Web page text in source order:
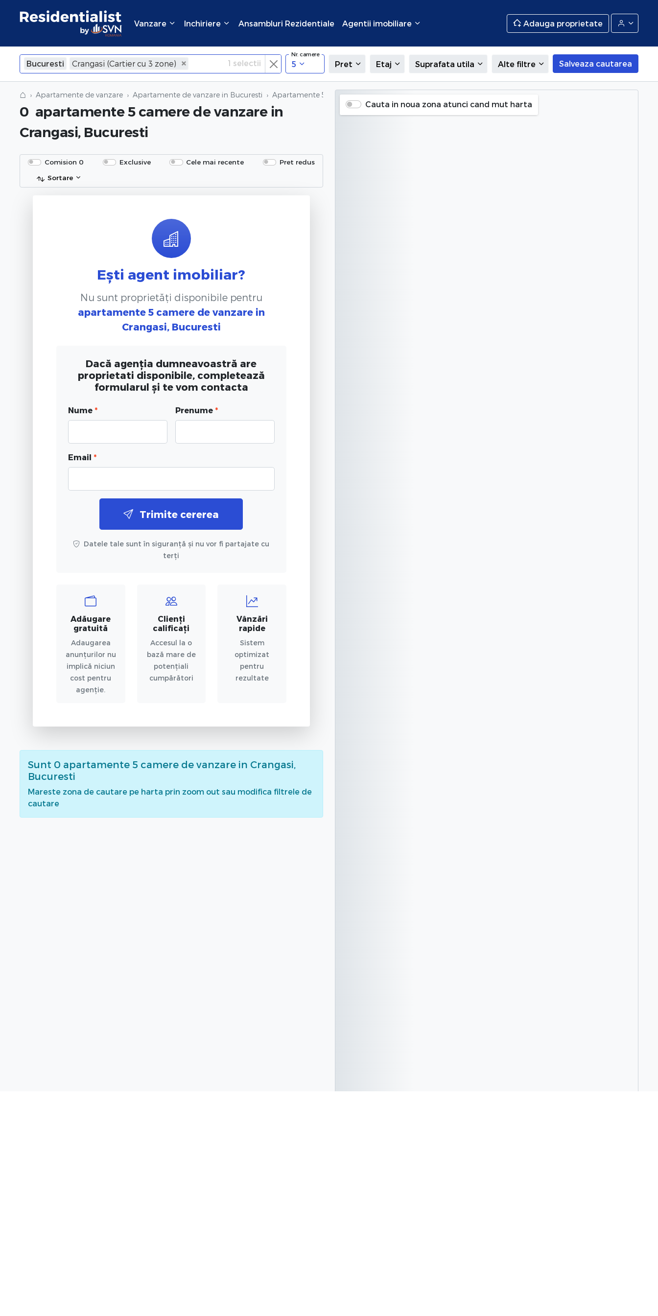
Vanzare Inchiriere Ansambluri Rezidentiale Agentii imobiliare Adauga proprietate
Bucuresti Crangasi (Cartier cu 3 zone)
×Inchide
1 selectii
Nr. camere
5 Pret Etaj Suprafata utila Alte filtre Salveaza cautarea
⌂ Apartamente de vanzare Apartamente de vanzare in Bucuresti Apartamente 5 camere de vanzare
0 apartamente 5 camere de vanzare in
Crangasi, Bucuresti
Comision 0 Exclusive Cele mai recente
Pret redus
Sortare
Ești agent imobiliar?
Nu sunt proprietăți disponibile pentru
apartamente 5 camere de vanzare in
Crangasi, Bucuresti
Dacă agenția dumneavoastră are
proprietati disponibile, completează
formularul și te vom contacta
Nume * Prenume *
Email *
Trimite cererea
Datele tale sunt în siguranță și nu vor fi partajate cu
terți
Adăugare
gratuită
Adaugarea
anunțurilor nu
implică niciun
cost pentru
agenție.
Clienți
calificați
Accesul la o
bază mare de
potențiali
cumpărători
Vânzări
rapide
Sistem
optimizat
pentru
rezultate
Sunt 0 apartamente 5 camere de vanzare in Crangasi,
Bucuresti
Mareste zona de cautare pe harta prin zoom out sau modifica filtrele de
cautare
Cauta in noua zona atunci cand mut harta